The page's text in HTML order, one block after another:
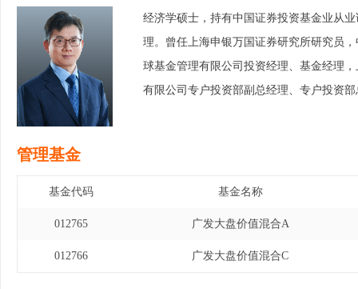
经济学硕士，持有中国证券投资基金业从
理。曾任上海申银万国证券研究所研究员
球基金管理有限公司投资经理、基金经理
有限公司专户投资部副总经理、专户投资
管理基金
基金代码 基金名称
012765 广发大盘价值混合A
012766 广发大盘价值混合C